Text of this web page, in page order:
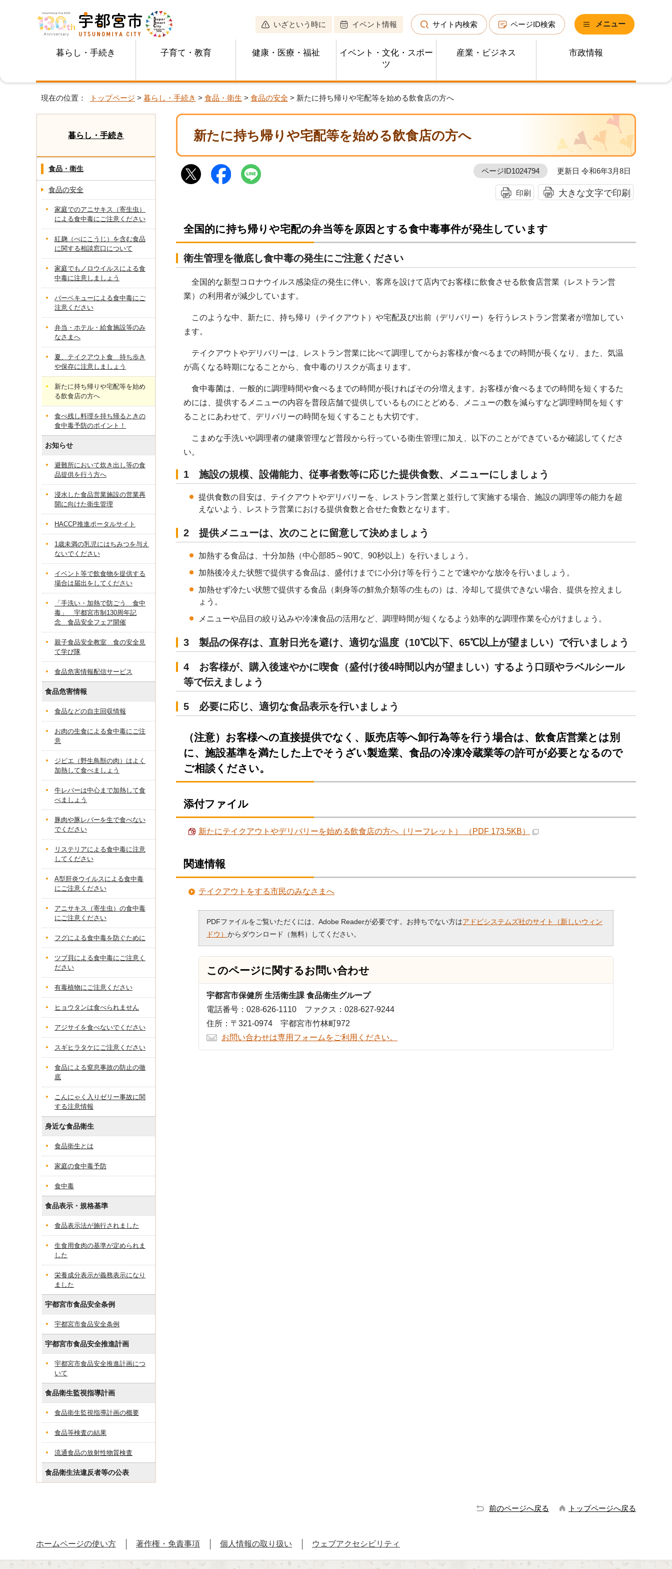
いざという時に イベント情報 サイト内検索 ページID検索 メニュー
暮らし・手続き 子育て・教育 健康・医療・福祉
イベント・文化・スポー
ツ
産業・ビジネス 市政情報
現在の位置： トップページ > 暮らし・手続き > 食品・衛生 > 食品の安全 > 新たに持ち帰りや宅配等を始める飲食店の方へ
新たに持ち帰りや宅配等を始める飲食店の方へ
ページID1024794 更新日 令和6年3月8日
印刷 大きな文字で印刷
全国的に持ち帰りや宅配の弁当等を原因とする食中毒事件が発生しています
衛生管理を徹底し食中毒の発生にご注意ください
全国的な新型コロナウイルス感染症の発生に伴い、客席を設けて店内でお客様に飲食させる飲食店営業（レストラン営
業）の利用者が減少しています。
このような中、新たに、持ち帰り（テイクアウト）や宅配及び出前（デリバリー）を行うレストラン営業者が増加してい
ます。
テイクアウトやデリバリーは、レストラン営業に比べて調理してからお客様が食べるまでの時間が長くなり、また、気温
が高くなる時期になることから、食中毒のリスクが高まります。
食中毒菌は、一般的に調理時間や食べるまでの時間が長ければその分増えます。お客様が食べるまでの時間を短くするた
めには、提供するメニューの内容を普段店舗で提供しているものにとどめる、メニューの数を減らすなど調理時間を短くす
ることにあわせて、デリバリーの時間を短くすることも大切です。
こまめな手洗いや調理者の健康管理など普段から行っている衛生管理に加え、以下のことができているか確認してくださ
い。
1 施設の規模、設備能力、従事者数等に応じた提供食数、メニューにしましょう
提供食数の目安は、テイクアウトやデリバリーを、レストラン営業と並行して実施する場合、施設の調理等の能力を超
えないよう、レストラ営業における提供食数と合せた食数となります。
2 提供メニューは、次のことに留意して決めましょう
加熱する食品は、十分加熱（中心部85～90℃、90秒以上）を行いましょう。
加熱後冷えた状態で提供する食品は、盛付けまでに小分け等を行うことで速やかな放冷を行いましょう。
加熱せず冷たい状態で提供する食品（刺身等の鮮魚介類等の生もの）は、冷却して提供できない場合、提供を控えまし
ょう。
メニューや品目の絞り込みや冷凍食品の活用など、調理時間が短くなるよう効率的な調理作業を心がけましょう。
3 製品の保存は、直射日光を避け、適切な温度（10℃以下、65℃以上が望ましい）で行いましょう
4 お客様が、購入後速やかに喫食（盛付け後4時間以内が望ましい）するよう口頭やラベルシール
等で伝えましょう
5 必要に応じ、適切な食品表示を行いましょう
（注意）お客様への直接提供でなく、販売店等へ卸行為等を行う場合は、飲食店営業とは別
に、施設基準を満たした上でそうざい製造業、食品の冷凍冷蔵業等の許可が必要となるので
ご相談ください。
添付ファイル
新たにテイクアウトやデリバリーを始める飲食店の方へ（リーフレット） （PDF 173.5KB）
関連情報
テイクアウトをする市民のみなさまへ
PDFファイルをご覧いただくには、Adobe Readerが必要です。お持ちでない方はアドビシステムズ社のサイト（新しいウィン
ドウ） からダウンロード（無料）してください。
このページに関するお問い合わせ
宇都宮市保健所 生活衛生課 食品衛生グループ
電話番号：028-626-1110 ファクス：028-627-9244
住所：〒321-0974 宇都宮市竹林町972
お問い合わせは専用フォームをご利用ください。
暮らし・手続き
食品・衛生
食品の安全
家庭でのアニサキス（寄生虫）
による食中毒にご注意ください
紅麹（べにこうじ）を含む食品
に関する相談窓口について
家庭でもノロウイルスによる食
中毒に注意しましょう
バーベキューによる食中毒にご
注意ください
弁当・ホテル・給食施設等のみ
なさまへ
夏、テイクアウト食 持ち歩き
や保存に注意しましょう
新たに持ち帰りや宅配等を始め
る飲食店の方へ
食べ残し料理を持ち帰るときの
食中毒予防のポイント！
お知らせ
避難所において炊き出し等の食
品提供を行う方へ
浸水した食品営業施設の営業再
開に向けた衛生管理
HACCP推進ポータルサイト
1歳未満の乳児にはちみつを与え
ないでください
イベント等で飲食物を提供する
場合は届出をしてください
「手洗い・加熱で防ごう 食中
毒」 宇都宮市制130周年記
念 食品安全フェア開催
親子食品安全教室 食の安全見
て学び隊
食品危害情報配信サービス
食品危害情報
食品などの自主回収情報
お肉の生食による食中毒にご注
意
ジビエ（野生鳥獣の肉）はよく
加熱して食べましょう
牛レバーは中心まで加熱して食
べましょう
豚肉や豚レバーを生で食べない
でください
リステリアによる食中毒に注意
してください
A型肝炎ウイルスによる食中毒
にご注意ください
アニサキス（寄生虫）の食中毒
にご注意ください
フグによる食中毒を防ぐために
ツブ貝による食中毒にご注意く
ださい
有毒植物にご注意ください
ヒョウタンは食べられません
アジサイを食べないでください
スギヒラタケにご注意ください
食品による窒息事故の防止の徹
底
こんにゃく入りゼリー事故に関
する注意情報
身近な食品衛生
食品衛生とは
家庭の食中毒予防
食中毒
食品表示・規格基準
食品表示法が施行されました
生食用食肉の基準が定められま
した
栄養成分表示が義務表示になり
ました
宇都宮市食品安全条例
宇都宮市食品安全条例
宇都宮市食品安全推進計画
宇都宮市食品安全推進計画につ
いて
食品衛生監視指導計画
食品衛生監視指導計画の概要
食品等検査の結果
流通食品の放射性物質検査
食品衛生法違反者等の公表
前のページへ戻る トップページへ戻る
ホームページの使い方 著作権・免責事項 個人情報の取り扱い ウェブアクセシビリティ